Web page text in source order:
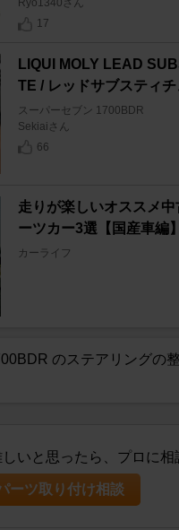
Ryo1340さん
17
LIQUI MOLY LEAD
TE / レッドサブスティチ
スーパーセブン 1700BDR
Sekiaiさん
66
走りが楽しいオススメ中
ーツカー3選【国産車編】
カーライフ
のステアリングの
いと思ったら、プロに相
ーツ取り付け相談